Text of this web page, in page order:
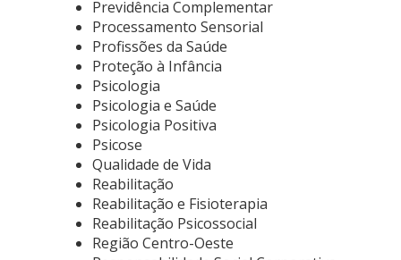
Previdência Complementar
Processamento Sensorial
Profissões da Saúde
Proteção à Infância
Psicologia
Psicologia e Saúde
Psicologia Positiva
Psicose
Qualidade de Vida
Reabilitação
Reabilitação e Fisioterapia
Reabilitação Psicossocial
Região Centro-Oeste